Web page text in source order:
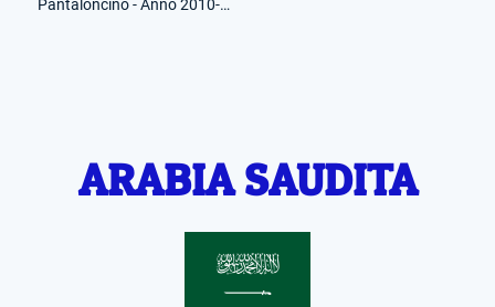
Pantaloncino - Anno 2010-11
ARABIA SAUDITA